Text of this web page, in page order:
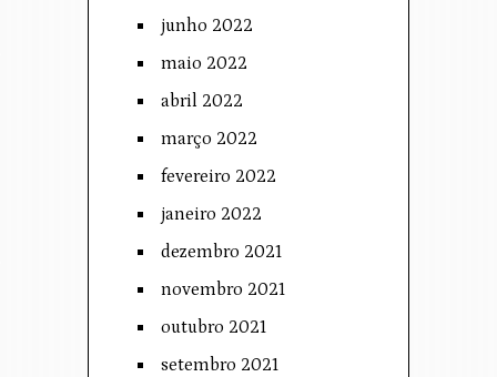
junho 2022
maio 2022
abril 2022
março 2022
fevereiro 2022
janeiro 2022
dezembro 2021
novembro 2021
outubro 2021
setembro 2021